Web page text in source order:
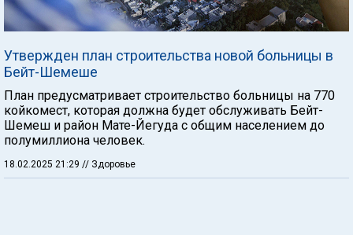
Утвержден план строительства новой больницы в
Бейт-Шемеше
План предусматривает строительство больницы на 770
койкомест, которая должна будет обслуживать Бейт-
Шемеш и район Мате-Йегуда с общим населением до
полумиллиона человек.
18.02.2025 21:29 // Здоровье